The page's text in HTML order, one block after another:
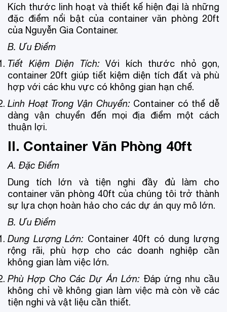
Kích thước linh hoạt và thiết kế hiện đại là những
đặc điểm nổi bật của container văn phòng 20ft
của Nguyễn Gia Container.
B. Ưu Điểm
Tiết Kiệm Diện Tích:Với kích thước nhỏ gọn,
container 20ft giúp tiết kiệm diện tích đất và phù
hợp với các khu vực có không gian hạn chế.
Linh Hoạt Trong Vận Chuyển:Container có thể dễ
dàng vận chuyển đến mọi địa điểm một cách
thuận lợi.
II. Container Văn Phòng 40ft
A. Đặc Điểm
Dung tích lớn và tiện nghi đầy đủ làm cho
container văn phòng 40ft của chúng tôi trở thành
sự lựa chọn hoàn hảo cho các dự án quy mô lớn.
B. Ưu Điểm
Dung Lượng Lớn: Container 40ft có dung lượng
rộng rãi, phù hợp cho các doanh nghiệp cần
không gian làm việc lớn.
Phù Hợp Cho Các Dự Án Lớn:Đáp ứng nhu cầu
không chỉ về không gian làm việc mà còn về các
tiện nghi và vật liệu cần thiết.